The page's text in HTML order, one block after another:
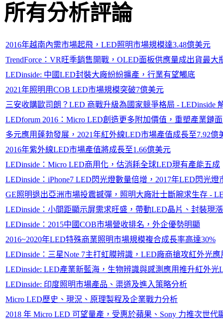
所有分析評論
2016年越南內需市場起飛，LED照明市場規模達3.48億美元
TrendForce：VR旺季銷售開戰，OLED面板供應量成出貨最大
LEDinside: 中國LED封裝大廠紛紛擴產，行業有望觸底
2021年照明用COB LED市場規模突破7億美元
三安收購歐司朗？LED 商戰升級為國家競爭格局 - LEDinside
LEDforum 2016：Micro LED創造更多附加價值，重塑產業鏈
多元應用蓬勃發展，2021年紅外線LED市場產值成長至7.92億
2016年紫外線LED市場產值將成長至1.66億美元
LEDinside：Micro LED商用化，估消耗全球LED現有產能五成
LEDinside：iPhone7 LED閃光燈數量倍增，2017年LED閃光燈
GE照明退出亞洲市場投震撼彈，照明大廠壯士斷腕求生存 -
LEDinside：小間距顯示屏需求旺盛，帶動LED晶片、封裝現
LEDinside：2015中國COB市場營收排名，外企優勢明顯
2016~2020年LED特殊商業照明市場規模複合成長率高達30%
LEDinside：三星Note 7主打虹膜辨識，LED廠商搶攻紅外光應
LEDinside: LED產業新藍海，生物辨識與感測應用推升紅外光
LEDinside: 印度照明市場產品、渠道及進入策略分析
Micro LED歷史、現況、原理製程及企業戰力分析
2018 年 Micro LED 可望量產，受惠於蘋果、Sony 力推次世代